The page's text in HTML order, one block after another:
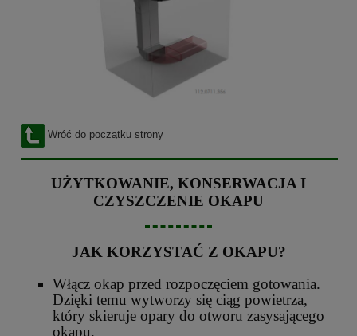
Wróć do początku strony
UŻYTKOWANIE, KONSERWACJA I
CZYSZCZENIE OKAPU
JAK KORZYSTAĆ Z OKAPU?
Włącz okap przed rozpoczęciem gotowania.
Dzięki temu wytworzy się ciąg powietrza,
który skieruje opary do otworu zasysającego
okapu.